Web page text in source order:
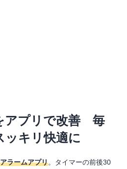
アプリで改善 毎
ッキリ快適に
ラームアプリ。タイマーの前後30